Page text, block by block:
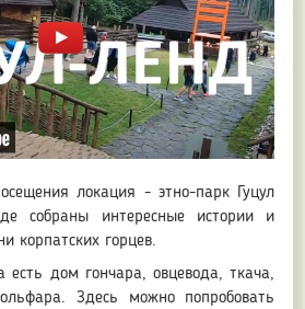
локация - этно-парк Гуцул
собраны интересные истории и
корпатских горцев.
есть дом гончара, овцевода, ткача,
Здесь можно попробовать